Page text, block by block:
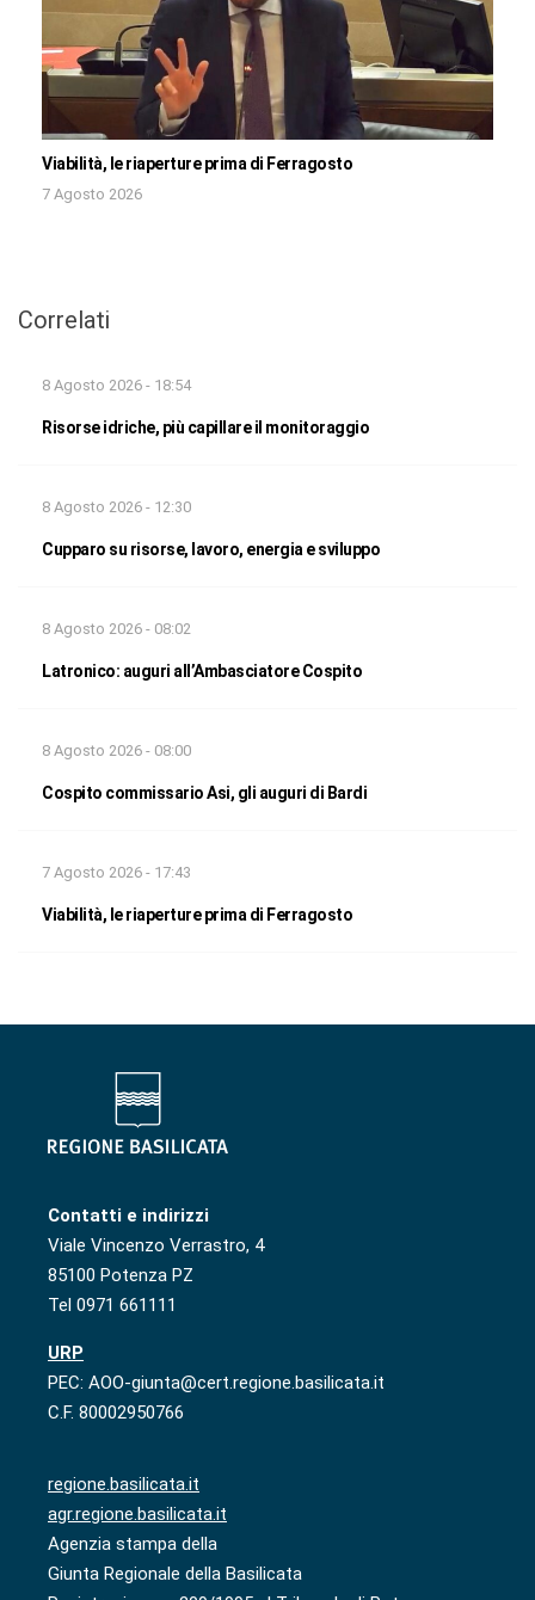
Viabilità, le riaperture prima di Ferragosto
7 Agosto 2026
Correlati
8 Agosto 2026 - 18:54
Risorse idriche, più capillare il monitoraggio
8 Agosto 2026 - 12:30
Cupparo su risorse, lavoro, energia e sviluppo
8 Agosto 2026 - 08:02
Latronico: auguri all’Ambasciatore Cospito
8 Agosto 2026 - 08:00
Cospito commissario Asi, gli auguri di Bardi
7 Agosto 2026 - 17:43
Viabilità, le riaperture prima di Ferragosto
Contatti e indirizzi
Viale Vincenzo Verrastro, 4
85100 Potenza PZ
Tel 0971 661111
URP
PEC: AOO-giunta@cert.regione.basilicata.it
C.F. 80002950766
regione.basilicata.it
agr.regione.basilicata.it
Agenzia stampa della
Giunta Regionale della Basilicata